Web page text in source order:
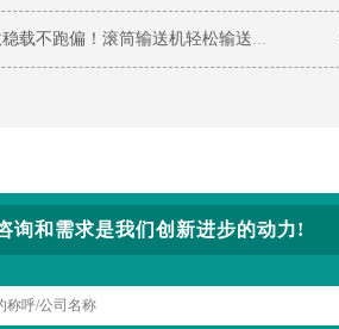
高效稳载不跑偏！滚筒输送机轻松输送车间托盘
询和需求是我们创新进步的动力!